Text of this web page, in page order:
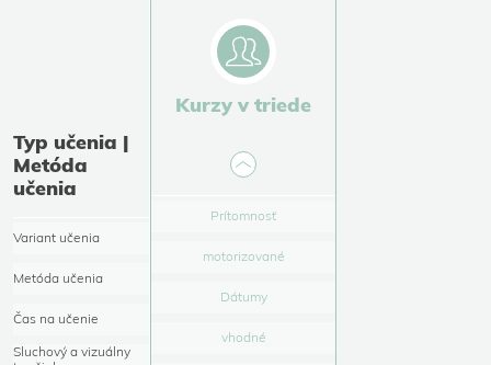
Typ učenia |
Metóda
učenia
Variant učenia
Metóda učenia
Čas na učenie
Sluchový a vizuálny
Kurzy v triede
Prítomnosť
motorizované
Dátumy
vhodné